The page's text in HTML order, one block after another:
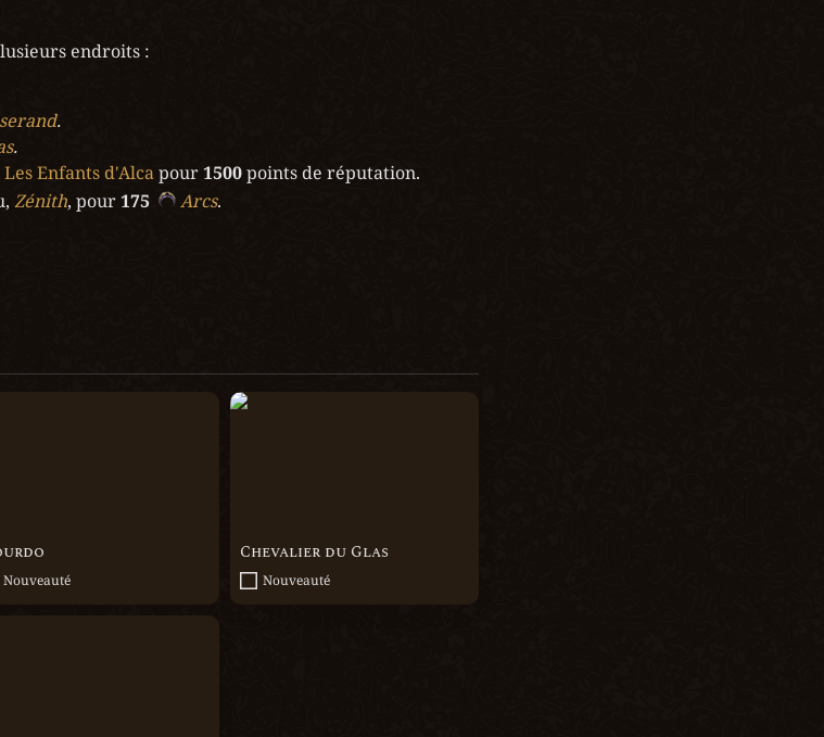
endroits :
.
.
Les Enfants d'Alca pour 1500 points de réputation.
Zénith, pour 175 Arcs.
Nouveauté
Chevalier du Glas
Chevalier du Glas
Nouveauté
la Tisserande